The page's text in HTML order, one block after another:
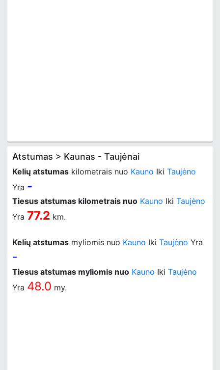
Atstumas > Kaunas - Taujėnai
Kelių atstumas kilometrais nuo Kauno Iki Taujėno
Yra -
Tiesus atstumas kilometrais nuo Kauno Iki Taujėno
Yra 77.2 km.
Kelių atstumas myliomis nuo Kauno Iki Taujėno Yra
-
Tiesus atstumas myliomis nuo Kauno Iki Taujėno
Yra 48.0 my.